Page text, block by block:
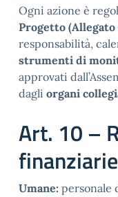
Ogni azione è
Progetto (Allegato
responsabilità,
strumenti di
approvati
dagli organi
Art. 10 –
finanziarie
Umane: personale